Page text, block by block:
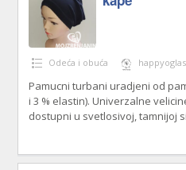
Odeća i obuća happyoglas
Pamucni turbani uradjeni od
i 3 % elastin). Univerzalne
dostupni u svetlosivoj, tamnijoj